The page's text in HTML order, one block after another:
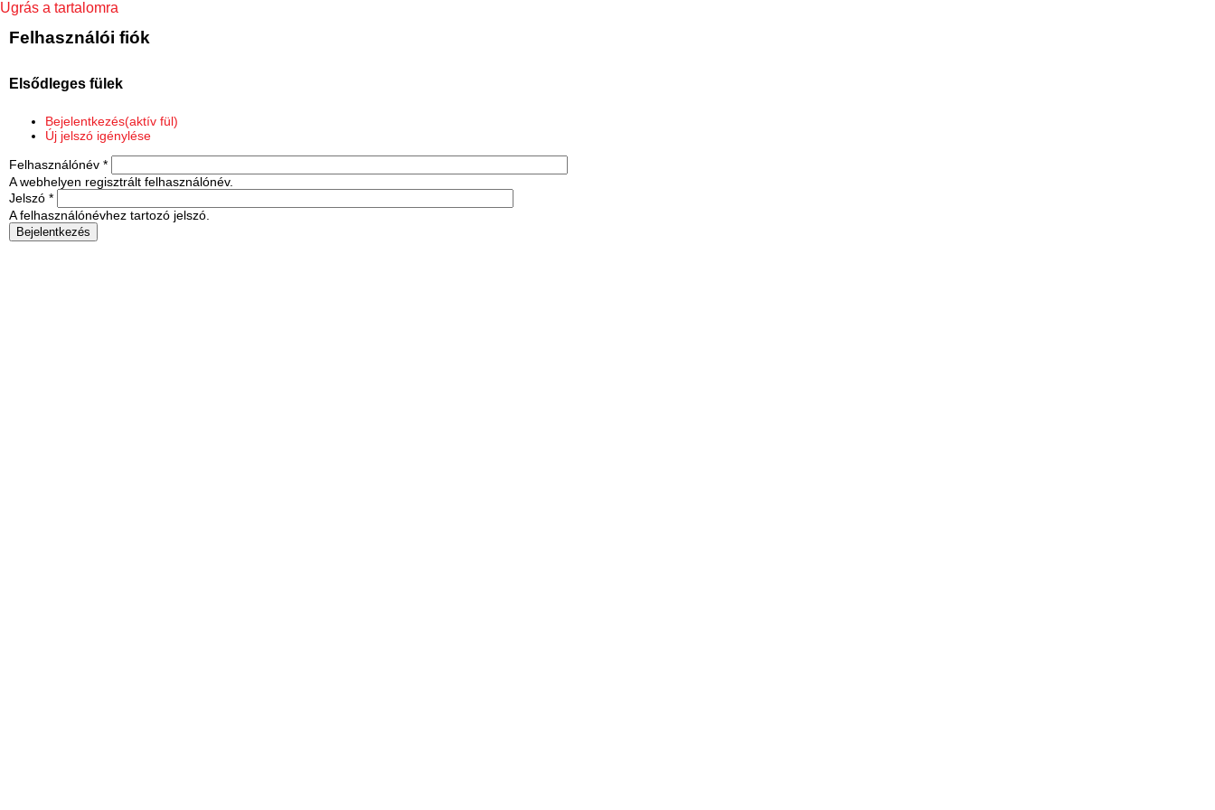
Ugrás a tartalomra
Felhasználói fiók
Elsődleges fülek
Bejelentkezés(aktív fül)
Új jelszó igénylése
Felhasználónév *
A webhelyen regisztrált felhasználónév.
Jelszó *
A felhasználónévhez tartozó jelszó.